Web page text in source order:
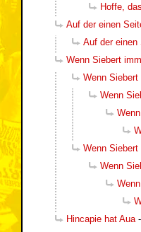
Hoffe,
Auf der einen
Auf der einen
Wenn Siebert
Wenn
Wenn
Wenn
Wenn
Hincapie hat Aua -